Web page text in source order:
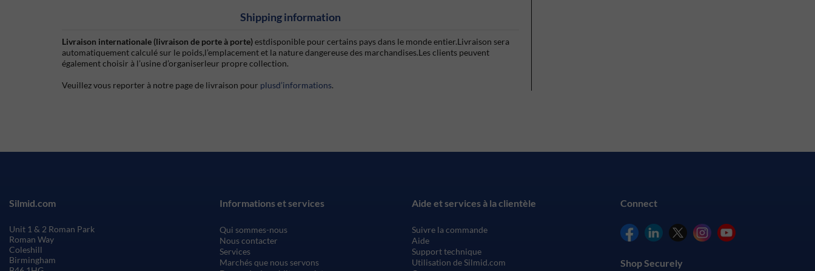
Shipping information
Livraison internationale (livraison de porte à porte)estdisponible pour certains pays dans le monde entier.Livraison sera
automatiquement calculé sur le poids,l’emplacement et la nature dangereuse des marchandises.Les clients peuvent
également choisir à l’usine d’organiserleur propre collection.
Veuillez vous reporter à notre page de livraison pour plusd’informations.
Informations et services
Qui sommes-nous
Nous contacter
Services
Marchés que nous servons
Aide et services à la clientèle
Suivre la commande
Aide
Support technique
Utilisation de Silmid.com
Connect
Shop Securely
Silmid.com
Unit 1 & 2 Roman Park
Roman Way
Coleshill
Birmingham